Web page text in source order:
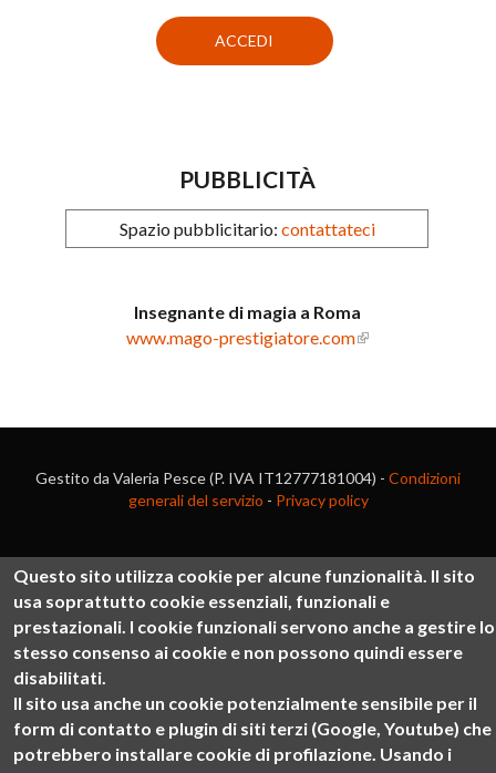
PUBBLICITÀ
Spazio pubblicitario: contattateci
Insegnante di magia a Roma
www.mago-prestigiatore.com
Gestito da Valeria Pesce (P. IVA IT12777181004) - Condizioni
generali del servizio - Privacy policy
Questo sito utilizza cookie per alcune funzionalità. Il sito
usa soprattutto cookie essenziali, funzionali e
prestazionali. I cookie funzionali servono anche a gestire lo
stesso consenso ai cookie e non possono quindi essere
disabilitati.
Il sito usa anche un cookie potenzialmente sensibile per il
form di contatto e plugin di siti terzi (Google, Youtube) che
potrebbero installare cookie di profilazione. Usando i